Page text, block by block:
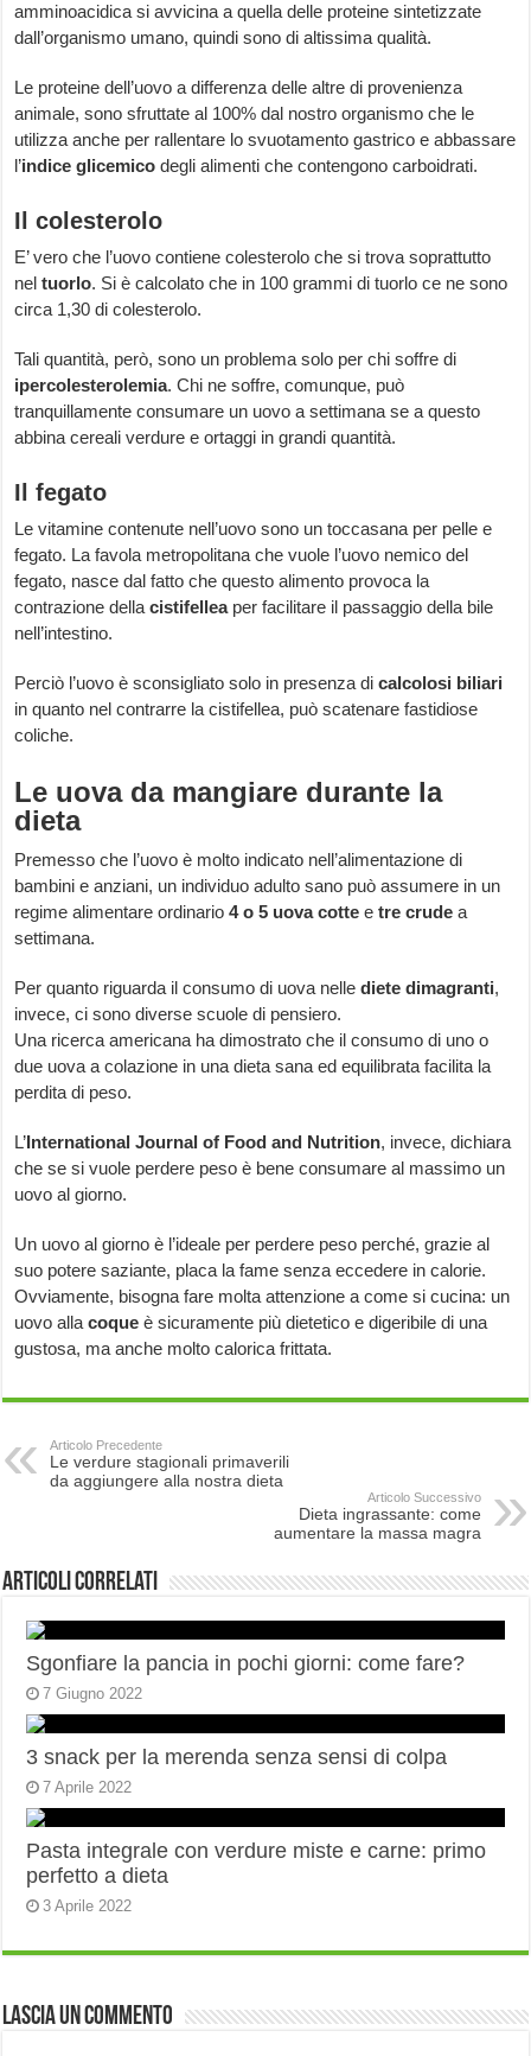
amminoacidica si avvicina a quella delle proteine sintetizzate
dall’organismo umano, quindi sono di altissima qualità.
Le proteine dell’uovo a differenza delle altre di provenienza
animale, sono sfruttate al 100% dal nostro organismo che le
utilizza anche per rallentare lo svuotamento gastrico e abbassare
l’indice glicemico degli alimenti che contengono carboidrati.
Il colesterolo
E’ vero che l’uovo contiene colesterolo che si trova soprattutto
neltuorlo. Si è calcolato che in 100 grammi di tuorlo ce ne sono
circa 1,30 di colesterolo.
Tali quantità, però, sono un problema solo per chi soffre di
ipercolesterolemia. Chi ne soffre, comunque, può
tranquillamente consumare un uovo a settimana se a questo
abbina cereali verdure e ortaggi in grandi quantità.
Il fegato
Le vitamine contenute nell’uovo sono un toccasana per pelle e
fegato. La favola metropolitana che vuole l’uovo nemico del
fegato, nasce dal fatto che questo alimento provoca la
contrazione della cistifelleaper facilitare il passaggio della bile
nell’intestino.
Perciò l’uovo è sconsigliato solo in presenza dicalcolosi biliari
in quanto nel contrarre la cistifellea, può scatenare fastidiose
coliche.
Le uova da mangiare durante la
dieta
Premesso che l’uovo è molto indicato nell’alimentazione di
bambini e anziani, un individuo adulto sano può assumere in un
regime alimentare ordinario4 o 5 uova cotte etre crude a
settimana.
Per quanto riguarda il consumo di uova nelle diete dimagranti,
invece, ci sono diverse scuole di pensiero.
Una ricerca americana ha dimostrato che il consumo di uno o
due uova a colazione in una dieta sana ed equilibrata facilita la
perdita di peso.
L’International Journal of Food and Nutrition, invece, dichiara
che se si vuole perdere peso è bene consumare al massimo un
uovo al giorno.
Un uovo al giorno è l’ideale per perdere peso perché, grazie al
suo potere saziante, placa la fame senza eccedere in calorie.
Ovviamente, bisogna fare molta attenzione a come si cucina: un
uovo alla coque è sicuramente più dietetico e digeribile di una
gustosa, ma anche molto calorica frittata.
Articolo Precedente
Le verdure stagionali primaverili
da aggiungere alla nostra dieta
Articolo Successivo
Dieta ingrassante: come
aumentare la massa magra
Articoli correlati
Sgonfiare la pancia in pochi giorni: come fare?
7 Giugno 2022
3 snack per la merenda senza sensi di colpa
7 Aprile 2022
Pasta integrale con verdure miste e carne: primo
perfetto a dieta
3 Aprile 2022
Lascia un commento